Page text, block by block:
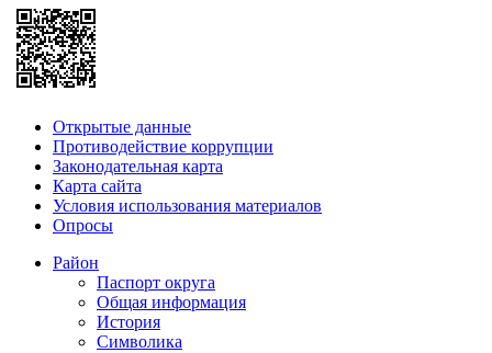
Открытые данные
Противодействие коррупции
Законодательная карта
Карта сайта
Условия использования материалов
Опросы
Район
Паспорт округа
Общая информация
История
Символика